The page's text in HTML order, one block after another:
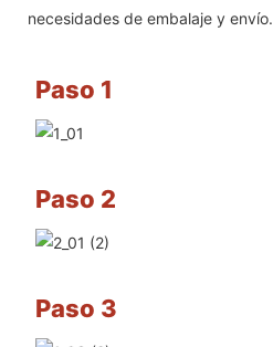
necesidades de embalaje y envío.
Paso 1
Paso 2
Paso 3